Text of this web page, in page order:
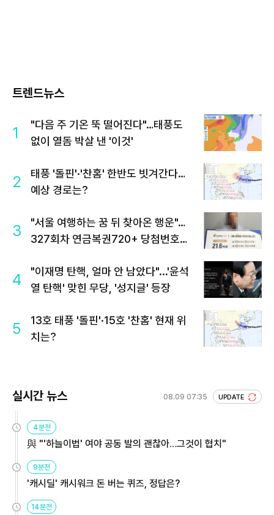
트렌드뉴스
1
"다음 주 기온 뚝 떨어진다"…태풍도
없이 열돔 박살 낸 '이것'
2
태풍 '돌핀'·'찬홈' 한반도 빗겨간다…
예상 경로는?
3
"서울 여행하는 꿈 뒤 찾아온 행운"…
327회차 연금복권720+ 당첨번호조
4
"이재명 탄핵, 얼마 안 남았다"...'윤석
열 탄핵' 맞힌 무당, '성지글' 등장
5
13호 태풍 '돌핀'·15호 '찬홈' 현재 위
치는?
실시간 뉴스 08.09 07:35 UPDATE
4분전
與 "'하늘이법' 여야 공동 발의 괜찮아…그것이 협치"
9분전
'캐시딜' 캐시워크 돈 버는 퀴즈, 정답은?
14분전